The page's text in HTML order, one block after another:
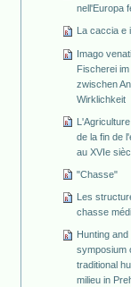
nell'Europa
La caccia e
Imago
Fischerei
zwischen
Wirklichkeit
de la fin de
au XVIe
"Chasse"
Les
chasse
Hunting
symposium
traditional
milieu in